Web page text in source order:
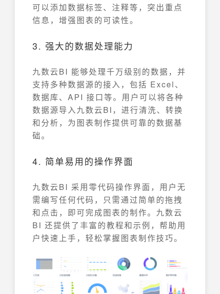
可以添加数据标签、注释等，突出重点
信息，增强图表的可读性。
3. 强大的数据处理能力
九数云BI 能够处理千万级别的数据，并
支持多种数据源的接入，包括 Excel、
数据库、API 接口等。用户可以将各种
数据源导入九数云BI，进行清洗、转换
和分析，为图表制作提供可靠的数据基
础。
4. 简单易用的操作界面
九数云BI 采用零代码操作界面，用户无
需编写任何代码，只需通过简单的拖拽
和点击，即可完成图表的制作。九数云
BI 还提供了丰富的教程和示例，帮助用
户快速上手，轻松掌握图表制作技巧。